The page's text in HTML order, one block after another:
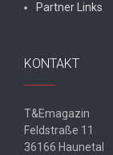
Partner Links
KONTAKT
T&Emagazin
Feldstraße 11
36166 Haunetal